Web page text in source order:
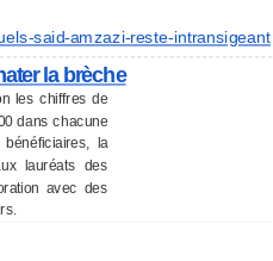
said-amzazi-reste-intransigeant
la brèche
les chiffres de
dans chacune
la
lauréats des
avec des